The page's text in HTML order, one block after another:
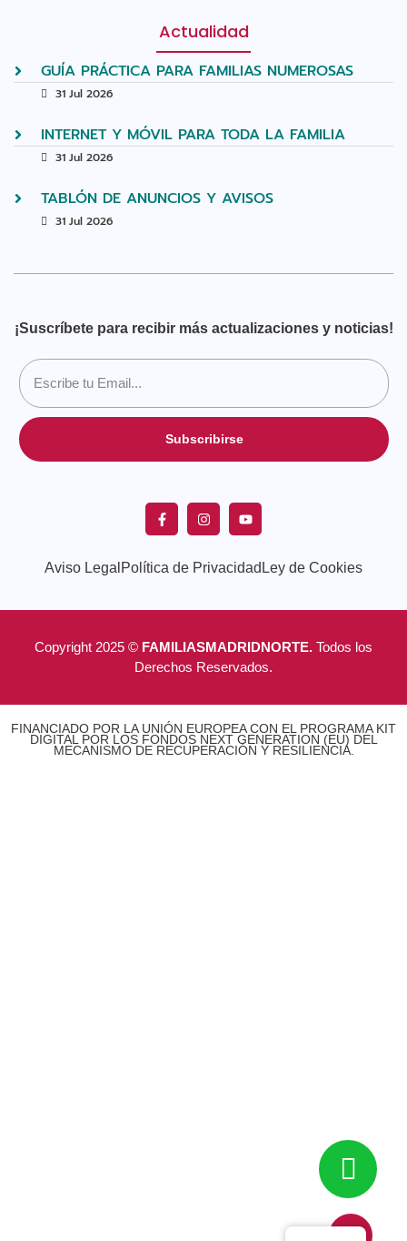
Actualidad
GUÍA PRÁCTICA PARA FAMILIAS NUMEROSAS
31 Jul 2026
INTERNET Y MÓVIL PARA TODA LA FAMILIA
31 Jul 2026
TABLÓN DE ANUNCIOS Y AVISOS
31 Jul 2026
¡Suscríbete para recibir más actualizaciones y noticias!
Subscribirse
Aviso Legal Política de Privacidad Ley de Cookies
Copyright 2025 © FAMILIASMADRIDNORTE. Todos los
Derechos Reservados.
FINANCIADO POR LA UNIÓN EUROPEA CON EL PROGRAMA KIT
DIGITAL POR LOS FONDOS NEXT GENERATION (EU) DEL
MECANISMO DE RECUPERACIÓN Y RESILIENCIA.